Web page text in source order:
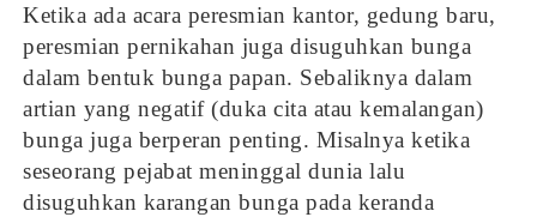
Ketika ada acara peresmian kantor, gedung baru,
peresmian pernikahan juga disuguhkan bunga
dalam bentuk bunga papan. Sebaliknya dalam
artian yang negatif (duka cita atau kemalangan)
bunga juga berperan penting. Misalnya ketika
seseorang pejabat meninggal dunia lalu
disuguhkan karangan bunga pada keranda